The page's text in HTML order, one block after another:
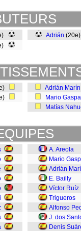
Adrián
Adrián Marín
Mario
Matías
A. Areola
Mario
Adrián
E. Bailly
Víctor Ruíz
Trigueros
Alfonso
J. dos
Denis